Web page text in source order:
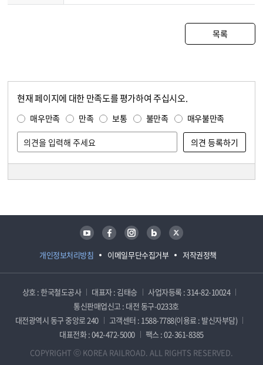
목록
현재 페이지에 대한 만족도를 평가하여 주십시오.
매우만족 만족 보통 불만족 매우불만족
개인정보처리방침 이메일무단수집거부 저작권정책
유튜브 페이스북 인스타그램 블로그 트위터
상호 : 한국철도공사 대표자 : 김태승
사업자등록 : 314-82-10024
통신판매업신고 : 대전 동구-0233호
대전광역시 동구 중앙로 240
고객센터 : 1588-7788(이용료 : 발신자부담)
대표전화 : 042-472-5000
팩스 : 02-361-8385
COPYRIGHT ⓒ KOREA RAILROAD. ALL RIGHTS RESERVED.